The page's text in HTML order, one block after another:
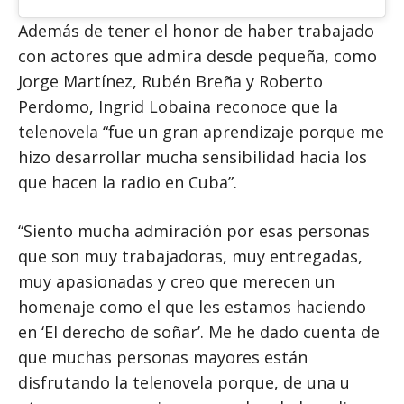
Además de tener el honor de haber trabajado
con actores que admira desde pequeña, como
Jorge Martínez, Rubén Breña y Roberto
Perdomo, Ingrid Lobaina reconoce que la
telenovela “fue un gran aprendizaje porque me
hizo desarrollar mucha sensibilidad hacia los
que hacen la radio en Cuba”.
“Siento mucha admiración por esas personas
que son muy trabajadoras, muy entregadas,
muy apasionadas y creo que merecen un
homenaje como el que les estamos haciendo
en ‘El derecho de soñar’. Me he dado cuenta de
que muchas personas mayores están
disfrutando la telenovela porque, de una u